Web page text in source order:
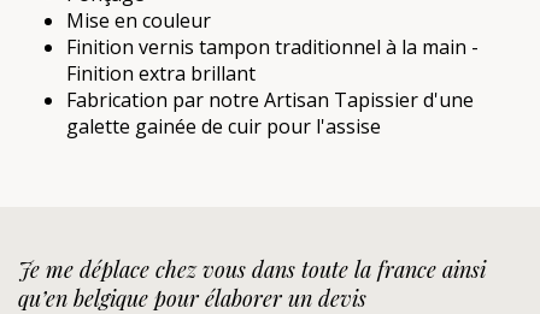
Mise en couleur
Finition vernis tampon traditionnel à la main -
Finition extra brillant
Fabrication par notre Artisan Tapissier d'une
galette gainée de cuir pour l'assise
Je me déplace chez vous dans toute la france ainsi
qu’en belgique pour élaborer un devis